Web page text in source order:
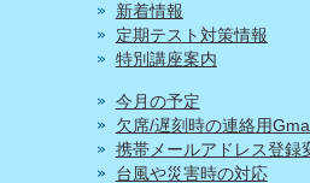
新着情報
定期テスト対策情報
特別講座案内
今月の予定
欠席/遅刻時の連絡用
携帯メールアドレス登録
台風や災害時の対応